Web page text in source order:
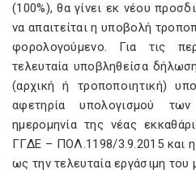
(100%), θα γίνει εκ νέου
να απαιτείται η υποβολή
φορολογούμενο. Για τις
τελευταία υποβληθείσα
(αρχική ή τροποποιητική)
αφετηρία υπολογισμού
ημερομηνία της νέας
ΓΓΔΕ – ΠΟΛ.1198/3.9.2015 και
ως την τελευταία εργάσιμη του